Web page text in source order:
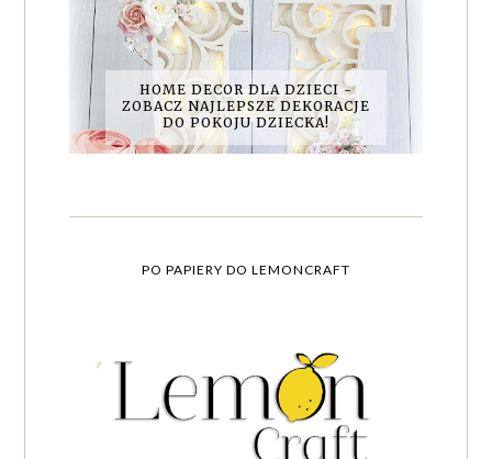
HOME DECOR DLA DZIECI -
ZOBACZ NAJLEPSZE DEKORACJE
DO POKOJU DZIECKA!
PO PAPIERY DO LEMONCRAFT